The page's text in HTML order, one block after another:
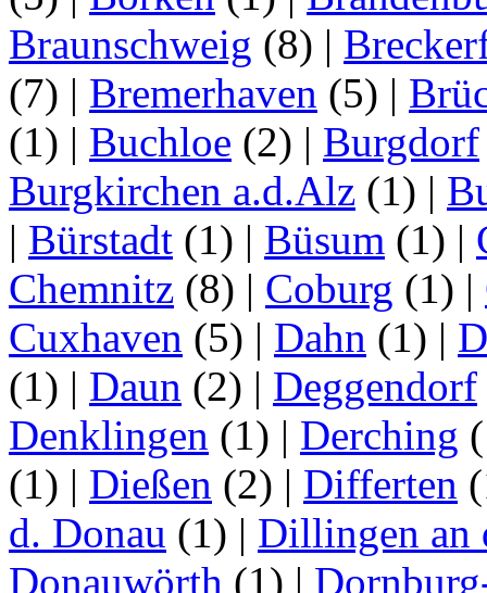
Braunschweig (8) |
(7) | Bremerhaven (5) |
(1) | Buchloe (2) | Burgdorf
Burgkirchen a.d.Alz (1) |
| Bürstadt (1) | Büsum (1) |
Chemnitz (8) | Coburg (1) |
Cuxhaven (5) | Dahn (1) |
(1) | Daun (2) | Deggendorf
Denklingen (1) | Derching
(1) | Dießen (2) | Differten
d. Donau (1) | Dillingen an
Donauwörth (1) |